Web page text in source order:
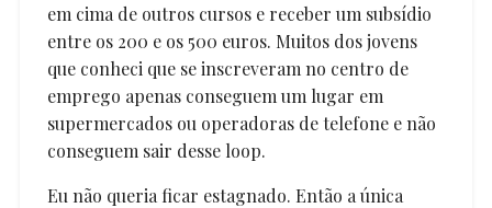
em cima de outros cursos e receber um subsídio
entre os 200 e os 500 euros. Muitos dos jovens
que conheci que se inscreveram no centro de
emprego apenas conseguem um lugar em
supermercados ou operadoras de telefone e não
conseguem sair desse loop.
Eu não queria ficar estagnado. Então a única